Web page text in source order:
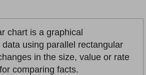
chart is a graphical
using parallel rectangular
in the size, value or rate
comparing facts.